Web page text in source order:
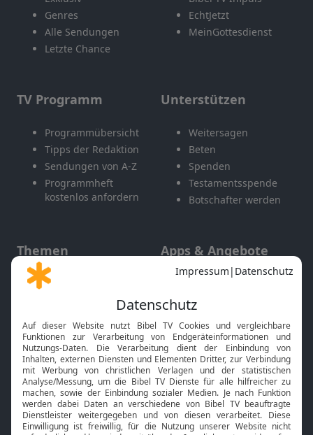
Genres
Alle Sendungen
Letzte Chance
EchtJetzt
MeinGottesdienst
TV Programm
Programmübersicht
Tipps der Redaktion
Sendungen von A-Z
Programmheft
kostenlos anfordern
Unterstützen
Weitersagen
Beten
Spenden
Testamentsspende
Botschafter werden
Themen
Gott und Bibel erklärt
Neuigkeiten
Apps & Angebote
Mobile App
Smart TV
HbbTV
Bibelthek Online-Bibel
Nächster Gottesdienst